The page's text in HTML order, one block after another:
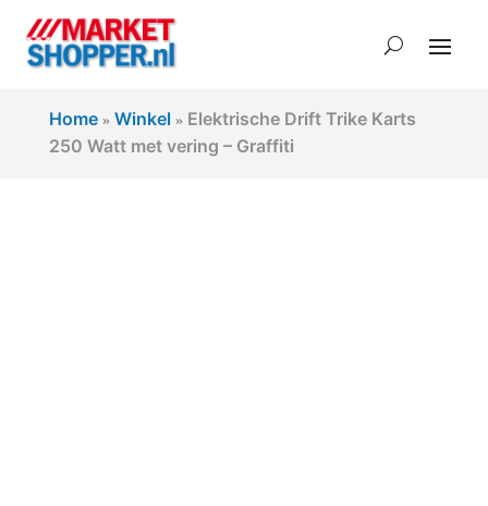
Home» Winkel » Elektrische Drift Trike Karts
250 Watt met vering – Graffiti